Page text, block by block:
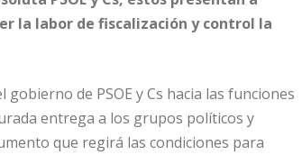
la labor de fiscalización y control la
de PSOE y Cs hacia las funciones
entrega a los grupos políticos y
que regirá las condiciones para